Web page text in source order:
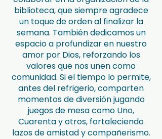
biblioteca, que siempre agradece
un toque de orden al finalizar la
semana. También dedicamos un
espacio a profundizar en nuestro
amor por Dios, reforzando los
valores que nos unen como
comunidad. Si el tiempo lo permite,
antes del refrigerio, comparten
momentos de diversión jugando
juegos de mesa como Uno,
Cuarenta y otros, fortaleciendo
lazos de amistad y compañerismo.